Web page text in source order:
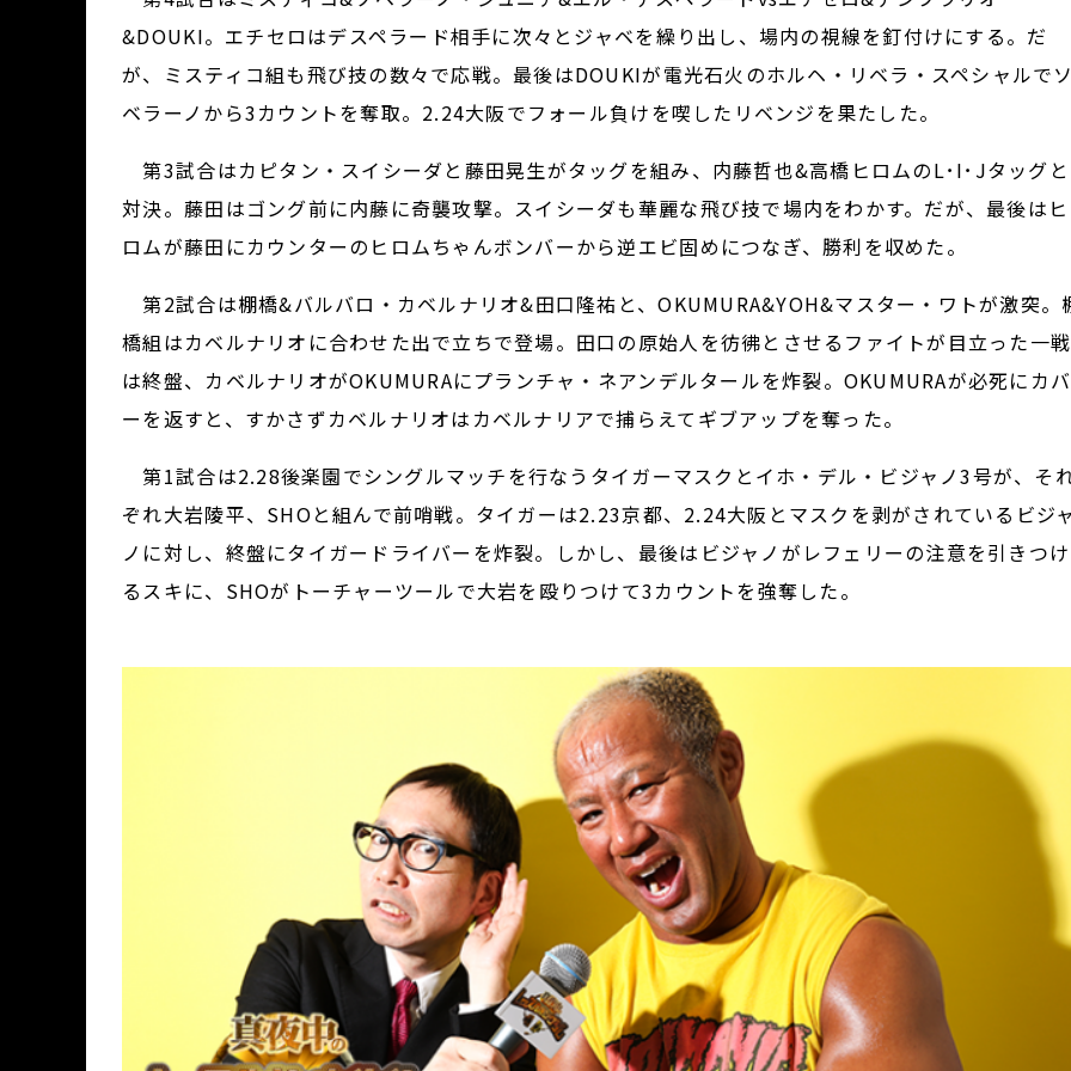
&DOUKI。エチセロはデスペラード相手に次々とジャベを繰り出し、場内の視線を釘付けにする。だ
が、ミスティコ組も飛び技の数々で応戦。最後はDOUKIが電光石火のホルヘ・リベラ・スペシャルでソ
ベラーノから3カウントを奪取。2.24大阪でフォール負けを喫したリベンジを果たした。
第3試合はカピタン・スイシーダと藤田晃生がタッグを組み、内藤哲也&高橋ヒロムのL･I･Jタッグと
対決。藤田はゴング前に内藤に奇襲攻撃。スイシーダも華麗な飛び技で場内をわかす。だが、最後はヒ
ロムが藤田にカウンターのヒロムちゃんボンバーから逆エビ固めにつなぎ、勝利を収めた。
第2試合は棚橋&バルバロ・カベルナリオ&田口隆祐と、OKUMURA&YOH&マスター・ワトが激突。
橋組はカベルナリオに合わせた出で立ちで登場。田口の原始人を彷彿とさせるファイトが目立った一戦
は終盤、カベルナリオがOKUMURAにプランチャ・ネアンデルタールを炸裂。OKUMURAが必死にカバ
ーを返すと、すかさずカベルナリオはカベルナリアで捕らえてギブアップを奪った。
第1試合は2.28後楽園でシングルマッチを行なうタイガーマスクとイホ・デル・ビジャノ3号が、そ
ぞれ大岩陵平、SHOと組んで前哨戦。タイガーは2.23京都、2.24大阪とマスクを剥がされているビジャ
ノに対し、終盤にタイガードライバーを炸裂。しかし、最後はビジャノがレフェリーの注意を引きつけ
るスキに、SHOがトーチャーツールで大岩を殴りつけて3カウントを強奪した。